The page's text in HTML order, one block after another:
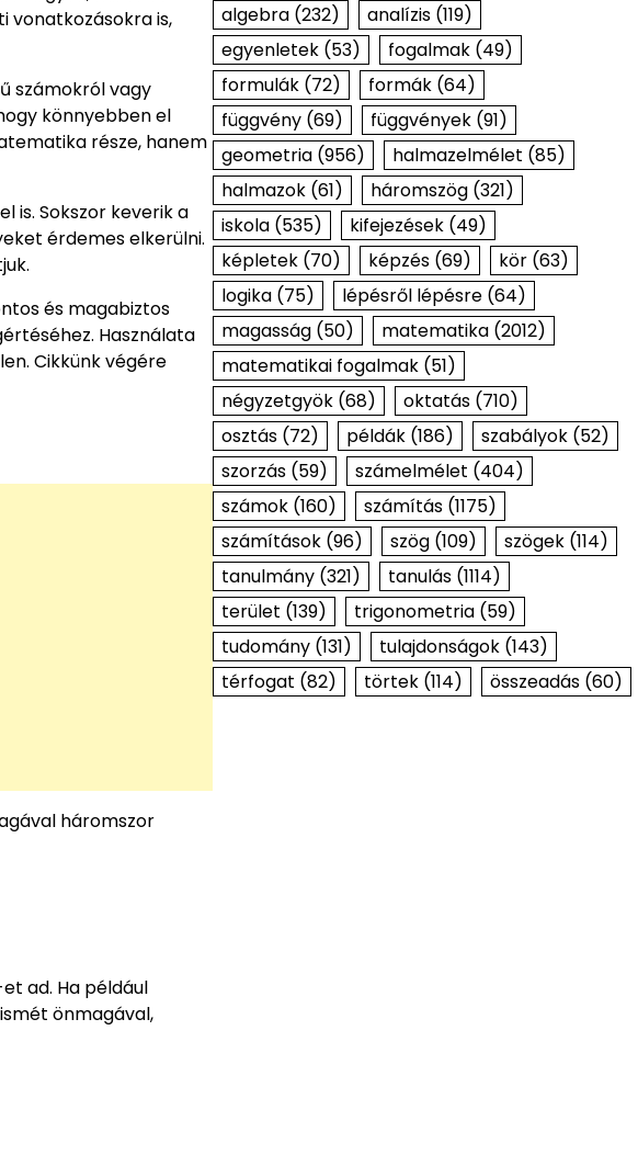
vonatkozásokra is,
számokról vagy
könnyebben el
része, hanem
is. Sokszor keverik a
érdemes elkerülni.
és magabiztos
Használata
Cikkünk végére
háromszor
ad. Ha például
önmagával,
algebra(232) analízis(119)
egyenletek(53) fogalmak(49)
formulák(72) formák(64)
függvény(69) függvények(91)
geometria(956) halmazelmélet (85)
halmazok(61) háromszög(321)
iskola(535) kifejezések(49)
képletek(70) képzés(69) kör(63)
logika(75) lépésről lépésre(64)
magasság(50) matematika(2012)
matematikai fogalmak(51)
négyzetgyök(68) oktatás(710)
osztás(72) példák(186) szabályok(52)
szorzás(59) számelmélet (404)
számok(160) számítás(1175)
számítások(96) szög(109) szögek(114)
tanulmány(321) tanulás(1114)
terület (139) trigonometria(59)
tudomány(131) tulajdonságok(143)
térfogat (82) törtek(114) összeadás(60)